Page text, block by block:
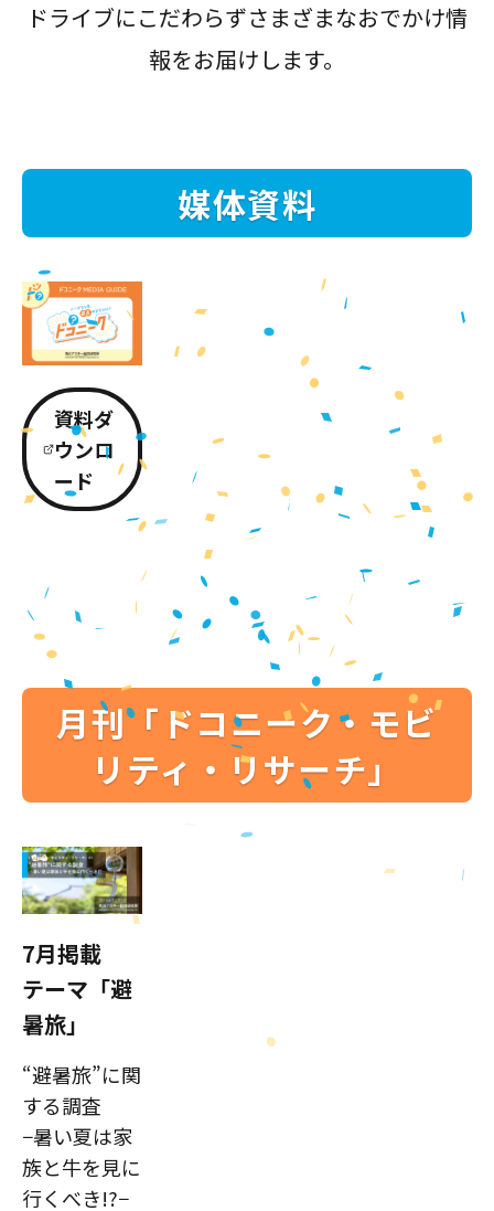
ドライブにこだわらずさまざまなおでかけ情
報をお届けします。
媒体資料
資料ダ
ウンロ
ード
月刊「ドコニーク・モビ
リティ・リサーチ」
7月掲載
テーマ「避
暑旅」
“避暑旅”に関
する調査
−暑い夏は家
族と牛を見に
行くべき!?−